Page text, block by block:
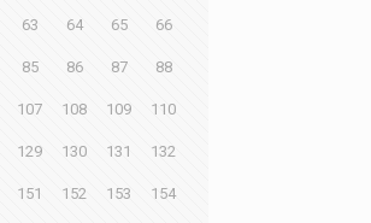
63 64 65 66
85 86 87 88
107 108 109 110
129 130 131 132
151 152 153 154